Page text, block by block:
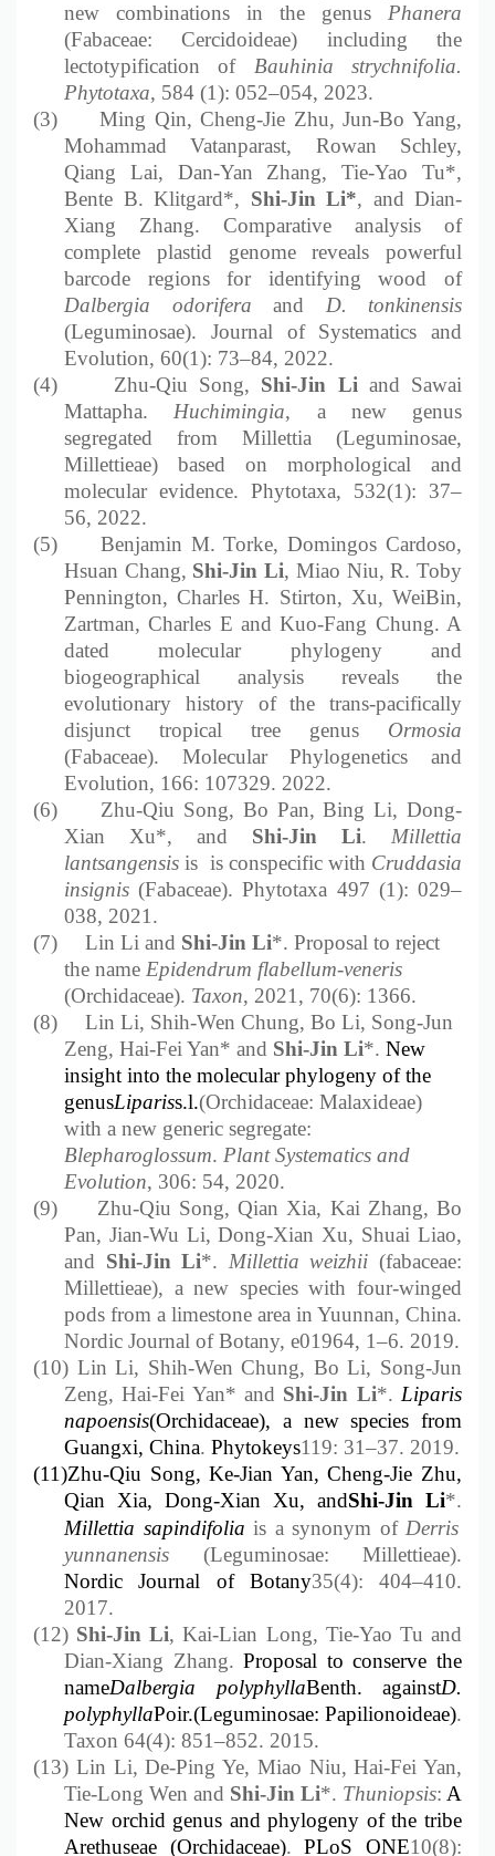
new combinations in the genus Phanera
(Fabaceae: Cercidoideae) including the
lectotypification of Bauhinia strychnifolia.
Phytotaxa, 584 (1): 052–054, 2023.
(3)
Ming Qin, Cheng-Jie Zhu, Jun-Bo Yang,
Mohammad Vatanparast, Rowan Schley,
Qiang Lai, Dan-Yan Zhang, Tie-Yao Tu*,
Bente B. Klitgard*, Shi-Jin Li*, and Dian-
Xiang Zhang. Comparative analysis of
complete plastid genome reveals powerful
barcode regions for identifying wood of
Dalbergia odorifera and D. tonkinensis
(Leguminosae). Journal of Systematics and
Evolution, 60(1): 73–84, 2022.
(4)
Zhu-Qiu Song, Shi-Jin Li and Sawai
Mattapha. Huchimingia, a new genus
segregated from Millettia (Leguminosae,
Millettieae) based on morphological and
molecular evidence. Phytotaxa, 532(1): 37–
56, 2022.
(5)
Benjamin M. Torke, Domingos Cardoso,
Hsuan Chang, Shi-Jin Li, Miao Niu, R. Toby
Pennington, Charles H. Stirton, Xu, WeiBin,
Zartman, Charles E and Kuo-Fang Chung. A
dated molecular phylogeny and
biogeographical analysis reveals the
evolutionary history of the trans-pacifically
disjunct tropical tree genus Ormosia
(Fabaceae). Molecular Phylogenetics and
Evolution, 166: 107329. 2022.
(6)
Zhu-Qiu Song, Bo Pan, Bing Li, Dong-
Xian Xu*, and Shi-Jin Li. Millettia
lantsangensisis is conspecific with Cruddasia
insignis (Fabaceae). Phytotaxa 497 (1): 029–
038, 2021.
(7)
Lin Li and Shi-Jin Li*. Proposal to reject
the name Epidendrum flabellum-veneris
(Orchidaceae). Taxon, 2021, 70(6): 1366.
(8)
Lin Li, Shih-Wen Chung, Bo Li, Song-Jun
Zeng, Hai-Fei Yan* and Shi-Jin Li*. New
insight into the molecular phylogeny of the
genusLipariss.l.(Orchidaceae: Malaxideae)
with a new generic segregate:
Blepharoglossum. Plant Systematics and
Evolution, 306: 54, 2020.
(9)
Zhu-Qiu Song, Qian Xia, Kai Zhang, Bo
Pan, Jian-Wu Li, Dong-Xian Xu, Shuai Liao,
and Shi-Jin Li*. Millettia weizhii (fabaceae:
Millettieae), a new species with four-winged
pods from a limestone area in Yuunnan, China.
Nordic Journal of Botany, e01964, 1–6. 2019.
(10) Lin Li, Shih-Wen Chung, Bo Li, Song-Jun
Zeng, Hai-Fei Yan* and Shi-Jin Li*. Liparis
napoensis(Orchidaceae), a new species from
Guangxi, China. Phytokeys119: 31–37. 2019.
(11)Zhu-Qiu Song, Ke-Jian Yan, Cheng-Jie Zhu,
Qian Xia, Dong-Xian Xu, andShi-Jin Li*.
Millettia sapindifolia is a synonym of Derris
yunnanensis (Leguminosae: Millettieae).
Nordic Journal of Botany35(4): 404–410.
2017.
(12) Shi-Jin Li, Kai-Lian Long, Tie-Yao Tu and
Dian-Xiang Zhang.Proposal to conserve the
nameDalbergia polyphyllaBenth. againstD.
polyphyllaPoir.(Leguminosae: Papilionoideae).
Taxon 64(4): 851–852. 2015.
(13) Lin Li, De-Ping Ye, Miao Niu, Hai-Fei Yan,
Tie-Long Wen and Shi-Jin Li*. Thuniopsis: A
New orchid genus and phylogeny of the tribe
Arethuseae (Orchidaceae).PLoS ONE10(8):